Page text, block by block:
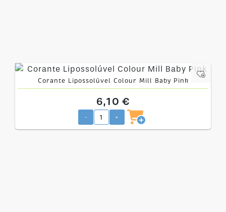
Corante Lipossolúvel Colour Mill Baby Pink
6,10 €
- +